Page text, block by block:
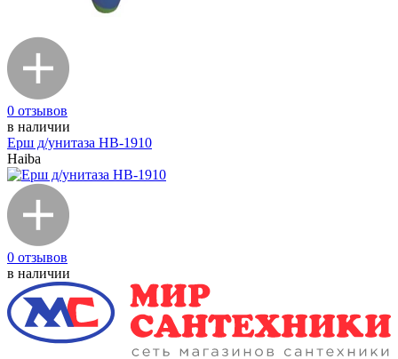
0 отзывов
в наличии
Ерш д/унитаза НВ-1910
Haiba
0 отзывов
в наличии